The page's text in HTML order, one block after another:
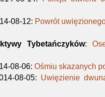
08-12: Powrót
Tybetańczyków:
08-06:Ośmiu skazanych
08-05: Uwięzienie